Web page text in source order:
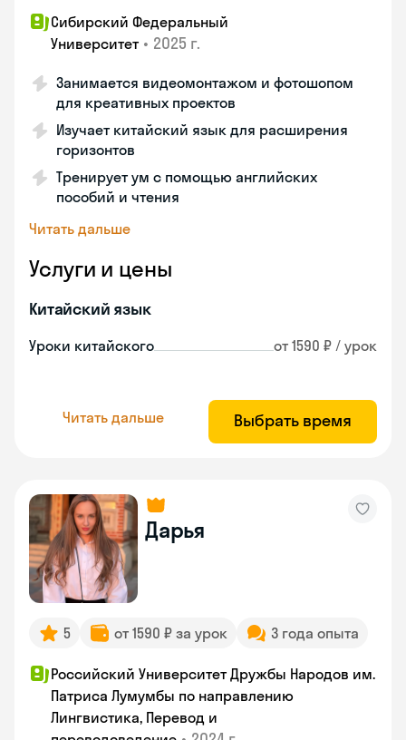
Сибирский Федеральный
Университет • 2025 г.
Занимается видеомонтажом и фотошопом
для креативных проектов
Изучает китайский язык для расширения
горизонтов
Тренирует ум с помощью английских
пособий и чтения
Читать дальше
Услуги и цены
Китайский язык
Уроки китайского от 1590 ₽ / урок
Читать дальше Выбрать время
Дарья
5 от 1590 ₽ за урок 3 года опыта
Российский Университет Дружбы Народов им.
Патриса Лумумбы по направлению
Лингвистика, Перевод и